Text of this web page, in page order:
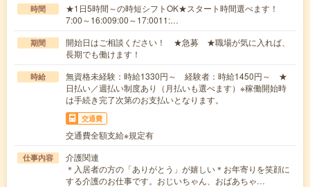
時間
★1日5時間～の時短シフトOK★スタート時間選べます！
7:00～16:009:00～17:0011:…
期間
開始日はご相談ください！ ★急募 ★職場が気に入れば、
長期でも働けます！
時給
無資格未経験：時給1330円～ 経験者：時給1450円～ ★
日払い／週払い制度あり（月払いも選べます）※稼働開始時
は手続き完了次第のお支払いとなります。
交通費
交通費全額支給※規定有
仕事内容
介護関連
＊入居者の方の「ありがとう」が嬉しい＊お年寄りを笑顔に
する介護のお仕事です。おじいちゃん、おばあちゃ…